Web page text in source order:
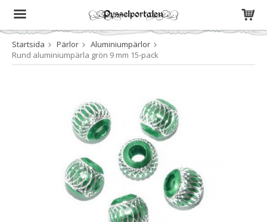
Produkten har blivit tillagd i varukorgen
Startsida Pärlor
Aluminiumpärlor
Rund aluminiumpärla grön 9 mm 15-pack